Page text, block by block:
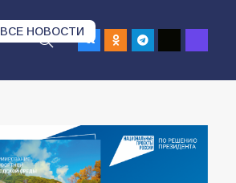
ВСЕ НОВОСТИ